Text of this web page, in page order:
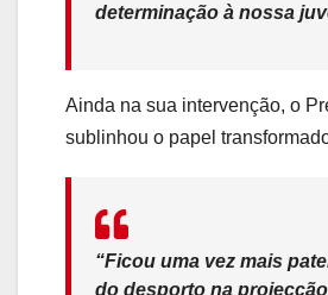
determinação à nossa
Ainda na sua intervenção, o
sublinhou o papel
“Ficou uma vez mais
do desporto na